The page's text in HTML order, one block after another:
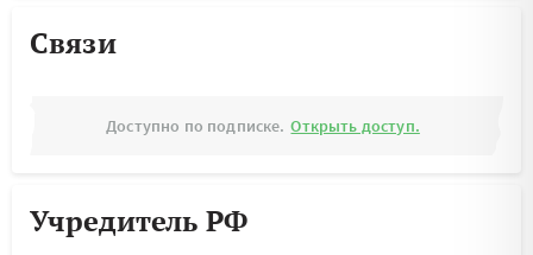
Связи
Доступно по подписке. Открыть доступ.
Учредитель РФ